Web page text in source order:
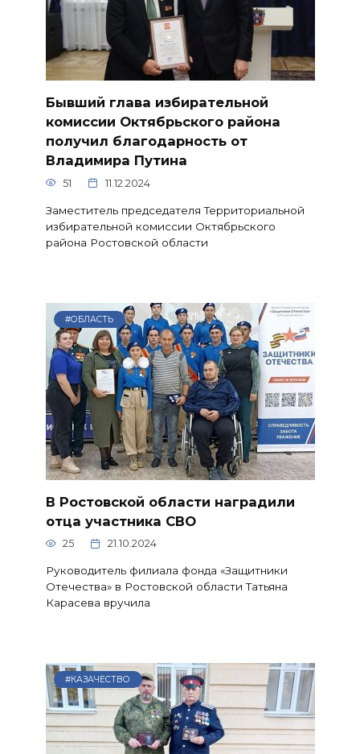
Бывший глава избирательной
комиссии Октябрьского района
получил благодарность от
Владимира Путина
51 11.12.2024
Заместитель председателя Территориальной
избирательной комиссии Октябрьского
района Ростовской области
#ОБЛАСТЬ
В Ростовской области наградили
отца участника СВО
25 21.10.2024
Руководитель филиала фонда «Защитники
Отечества» в Ростовской области Татьяна
Карасева вручила
#КАЗАЧЕСТВО